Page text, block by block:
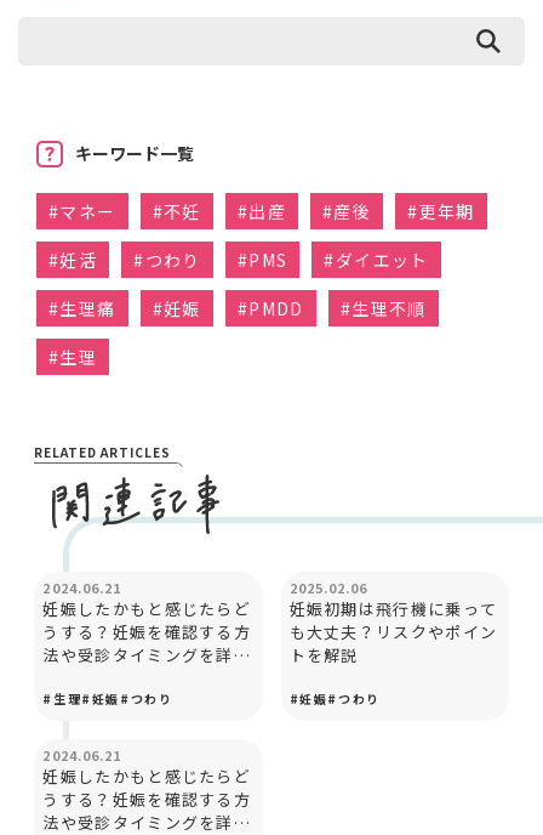
キーワード一覧
#マネー #不妊 #出産 #産後 #更年期
#妊活 #つわり #PMS #ダイエット
#生理痛 #妊娠 #PMDD #生理不順
#生理
RELATED ARTICLES
2024.06.21
妊娠したかもと感じたらど
うする？妊娠を確認する方
法や受診タイミングを詳し
# 生理#妊娠 #つわり
2025.02.06
妊娠初期は飛行機に乗って
も大丈夫？リスクやポイン
トを解説
#妊娠#つわり
2024.06.21
妊娠したかもと感じたらど
うする？妊娠を確認する方
法や受診タイミングを詳し